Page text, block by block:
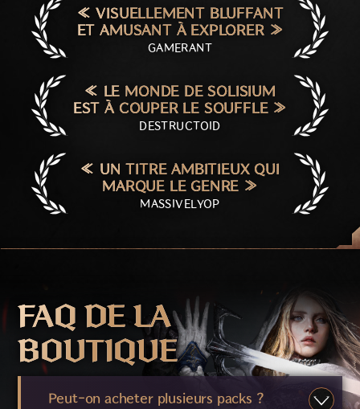
« VISUELLEMENT BLUFFANT
ET AMUSANT À EXPLORER »
GAMERANT
« LE MONDE DE SOLISIUM
EST À COUPER LE SOUFFLE »
DESTRUCTOID
« UN TITRE AMBITIEUX QUI
MARQUE LE GENRE »
MASSIVELYOP
FAQ DE LA
BOUTIQUE
Peut-on acheter plusieurs packs ?